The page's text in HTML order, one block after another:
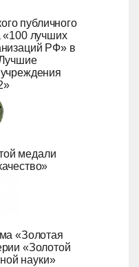
публичного
«100 лучших
РФ» в
медали
«Золотая
«Золотой
науки»